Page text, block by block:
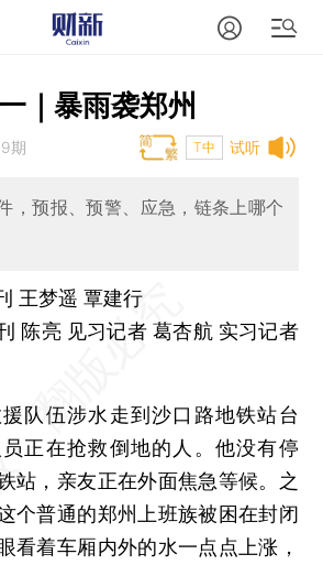
｜暴雨袭郑州
试听
期 T中
，预报、预警、应急，链条上哪个
王梦遥 覃建行
亮 见习记者 葛杏航 实习记者
伍涉水走到沙口路地铁站台
正在抢救倒地的人。他没有停
站，亲友正在外面焦急等候。之
个普通的郑州上班族被困在封闭
看着车厢内外的水一点点上涨，